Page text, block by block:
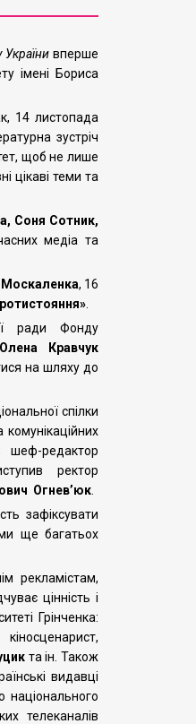
Українивперше
імені Бориса
14 листопада
зустріч
щоб не лише
цікаві теми та
Соня Сотник,
медіа та
Москаленка, 16
ради Фонду
Олена Кравчук
на шляху до
спілки
шеф-редактор
ректор
Огнев’юк
зафіксувати
ще багатьох
рекламістам,
цінність і
Грінченка:
та ін. Також
видавці
телеканалів